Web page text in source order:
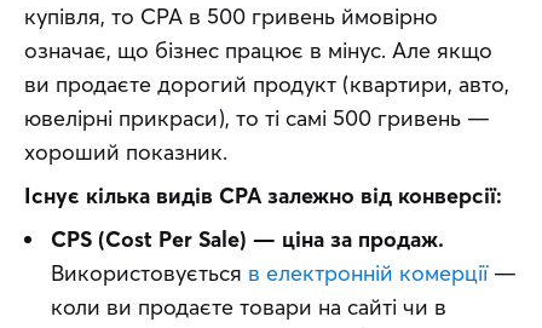
купівля, то CPA в 500 гривень ймовірно
означає, що бізнес працює в мінус. Але якщо
ви продаєте дорогий продукт (квартири, авто,
ювелірні прикраси), то ті самі 500 гривень —
хороший показник.
Існує кілька видів CPA залежно від конверсії:
CPS (Cost Per Sale) — ціна за продаж.
Використовується в електронній комерції—
коли ви продаєте товари на сайті чи в